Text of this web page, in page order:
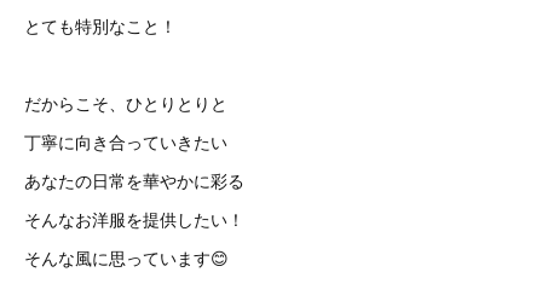
とても特別なこと！
だからこそ、ひとりとりと
丁寧に向き合っていきたい
あなたの日常を華やかに彩る
そんなお洋服を提供したい！
そんな風に思っています😊